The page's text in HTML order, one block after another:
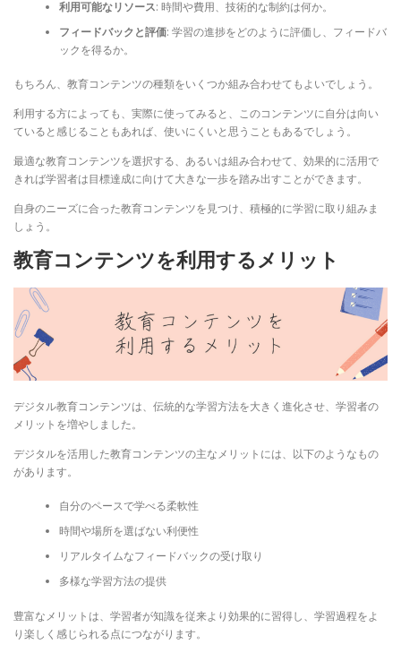
利用可能なリソース: 時間や費用、技術的な制約は何か。
フィードバックと評価: 学習の進捗をどのように評価し、フィードバ
ックを得るか。
もちろん、教育コンテンツの種類をいくつか組み合わせてもよいでしょう。
利用する方によっても、実際に使ってみると、このコンテンツに自分は向い
ていると感じることもあれば、使いにくいと思うこともあるでしょう。
最適な教育コンテンツを選択する、あるいは組み合わせて、効果的に活用で
きれば学習者は目標達成に向けて大きな一歩を踏み出すことができます。
自身のニーズに合った教育コンテンツを見つけ、積極的に学習に取り組みま
しょう。
教育コンテンツを利用するメリット
デジタル教育コンテンツは、伝統的な学習方法を大きく進化させ、学習者の
メリットを増やしました。
デジタルを活用した教育コンテンツの主なメリットには、以下のようなもの
があります。
自分のペースで学べる柔軟性
時間や場所を選ばない利便性
リアルタイムなフィードバックの受け取り
多様な学習方法の提供
豊富なメリットは、学習者が知識を従来より効果的に習得し、学習過程をよ
り楽しく感じられる点につながります。